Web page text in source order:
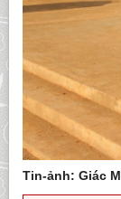
Tin-ảnh: Giác